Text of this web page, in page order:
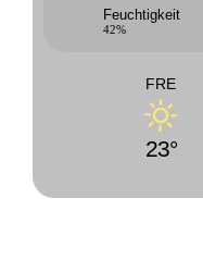
Feuchtigkeit
42%
FRE
23°